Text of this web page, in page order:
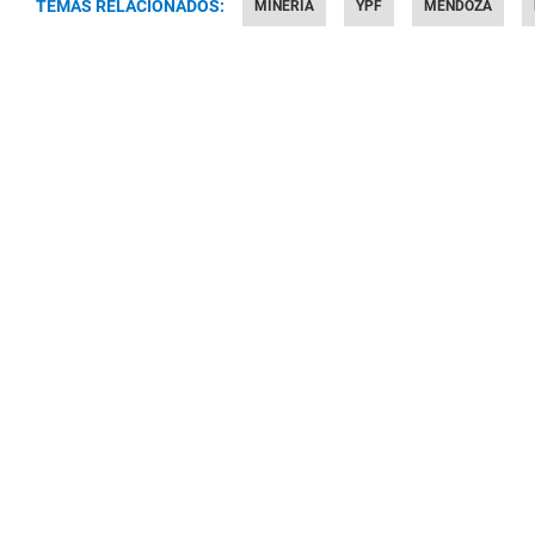
TEMAS RELACIONADOS: MINERÍA YPF MENDOZA